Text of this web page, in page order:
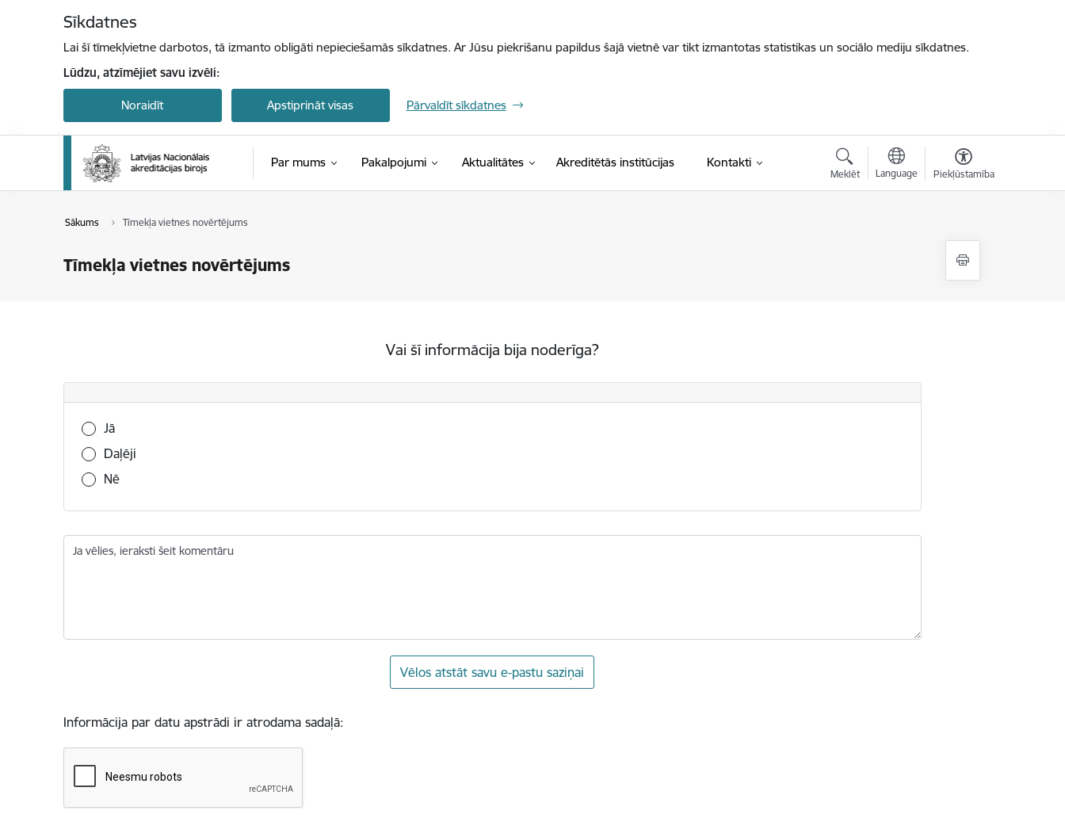
Sīkdatnes
Lai šī tīmekļvietne darbotos, tā izmanto obligāti nepieciešamās sīkdatnes. Ar Jūsu piekrišanu papildus šajā vietnē var tikt izmantotas statistikas un sociālo mediju sīkdatnes.
Lūdzu, atzīmējiet savu izvēli:
Noraidīt Apstiprināt visas Pārvaldīt sīkdatnes
Par mums Pakalpojumi Aktualitātes Akreditētās institūcijas Kontakti
Meklēt Language Piekļūstamība
Sākums Tīmekļa vietnes novērtējums
Tīmekļa vietnes novērtējums
Vai šī informācija bija noderīga?
Vai šī informācija bija noderīga?
Jā
Daļēji
Nē
Ja vēlies, ieraksti šeit komentāru
Vēlos atstāt savu e-pastu saziņai
Informācija par datu apstrādi ir atrodama sadaļā: